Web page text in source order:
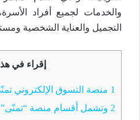
والخدمات لجميع أفراد
التجميل والعناية الشخصية
إقراء في
1 منصة التسوق الإلكتروني
2 وتشمل أقسام منصة “تمنّى”